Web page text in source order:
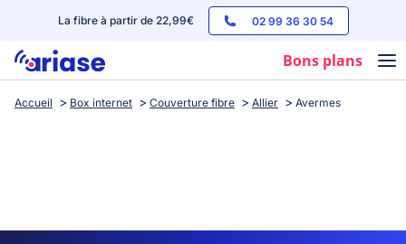
La fibre à partir de 22,99€ 02 99 36 30 54
Bons plans
Box internet
Streaming
Accueil Box internet Couverture fibre Allier Avermes